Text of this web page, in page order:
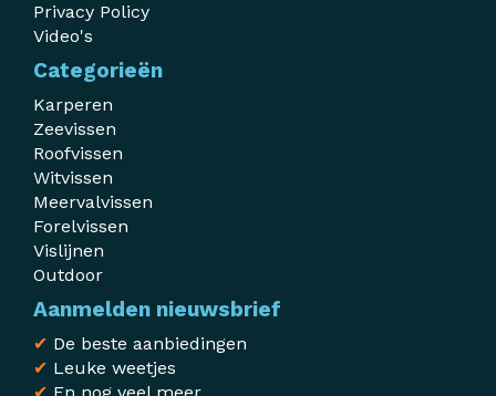
Privacy Policy
Video's
Categorieën
Karperen
Zeevissen
Roofvissen
Witvissen
Meervalvissen
Forelvissen
Vislijnen
Outdoor
Aanmelden nieuwsbrief
✔ De beste aanbiedingen
✔ Leuke weetjes